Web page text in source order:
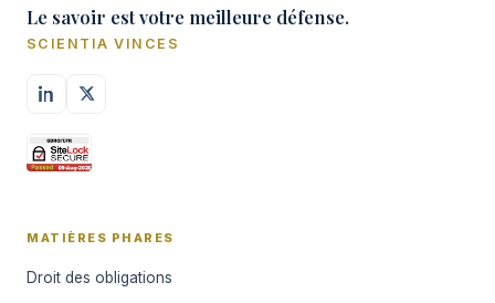
Le savoir est votre meilleure défense.
SCIENTIA VINCES
MATIÈRES PHARES
Droit des obligations